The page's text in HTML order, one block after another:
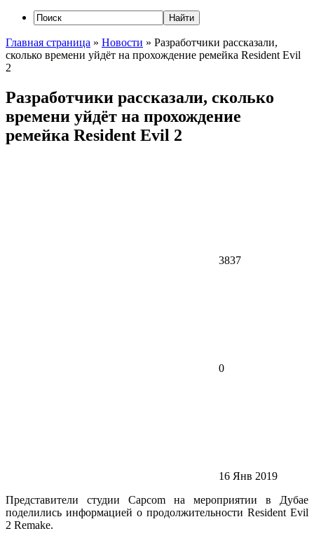
Главная страница » Новости » Разработчики рассказали,
сколько времени уйдёт на прохождение ремейка Resident Evil
2
Разработчики рассказали, сколько
времени уйдёт на прохождение
ремейка Resident Evil 2
3837
0
16 Янв 2019
Представители студии Capcom на мероприятии в Дубае
поделились информацией о продолжительности Resident Evil
2 Remake.